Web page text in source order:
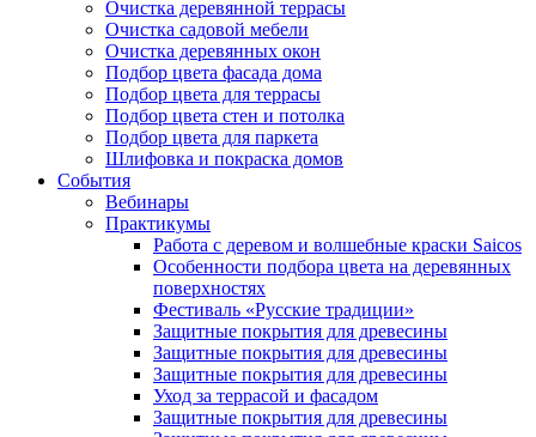
Очистка деревянной террасы
Очистка садовой мебели
Очистка деревянных окон
Подбор цвета фасада дома
Подбор цвета для террасы
Подбор цвета стен и потолка
Подбор цвета для паркета
Шлифовка и покраска домов
События
Вебинары
Практикумы
Работа с деревом и волшебные краски Saicos
Особенности подбора цвета на деревянных
поверхностях
Фестиваль «Русские традиции»
Защитные покрытия для древесины
Защитные покрытия для древесины
Защитные покрытия для древесины
Уход за террасой и фасадом
Защитные покрытия для древесины